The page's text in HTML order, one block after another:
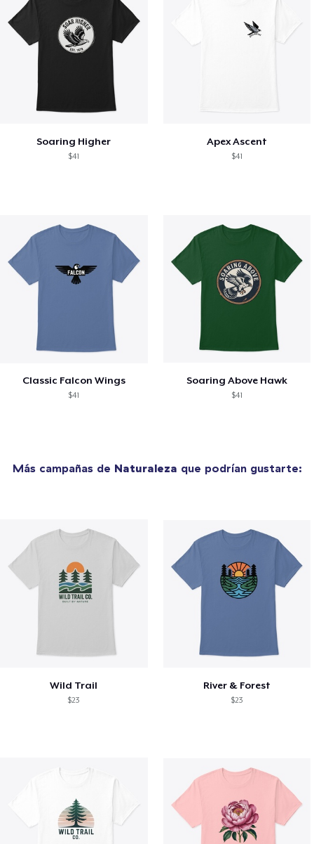
Soaring Higher
$41
Apex Ascent
$41
Classic Falcon Wings
$41
Soaring Above Hawk
$41
Más campañas de Naturaleza que podrían gustarte:
Wild Trail
$23
River & Forest
$23